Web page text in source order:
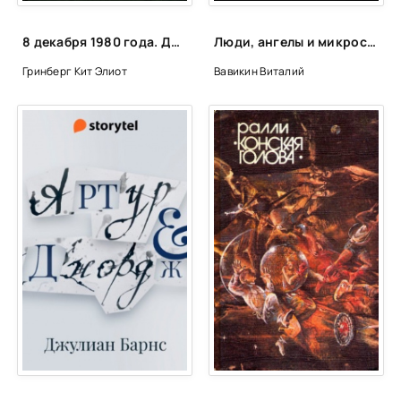
04_37_01_Tri-lyubovnye-problemy
04_37_02_Tri-lyubovnye-problemy
04_38_Tri-lyubovnye-problemy
04_39_Tri-lyubovnye-problemy
04_40_Tri-lyubovnye-problemy
04_41_Tri-lyubovnye-problemy
04_42_Tri-lyubovnye-problemy
05_43_Ruka-mertvetsa
8 декабря 1980 года. День, когда погиб Джон Леннон - Кит Элиот Гринберг
Гринберг Кит Элиот
Люди, ангелы и микросхемы - Виталий Вавикин
Вавикин Виталий